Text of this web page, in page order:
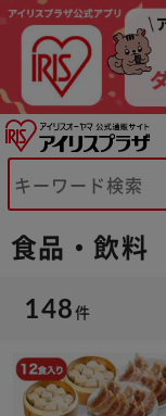
食品・飲料
148件